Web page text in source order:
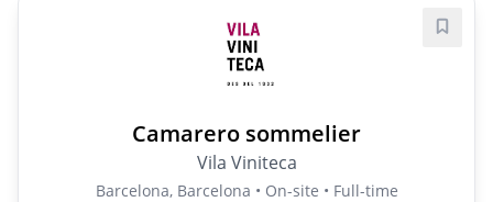
Camarero sommelier
Vila Viniteca
Barcelona, Barcelona • On-site • Full-time
Save